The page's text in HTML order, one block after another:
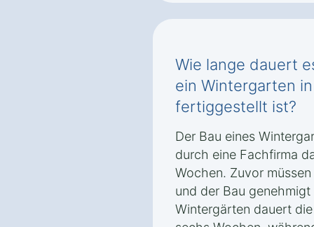
Wie lange dauert
ein Wintergarten
fertiggestellt ist?
Der Bau eines
durch eine Fachfirma
Wochen. Zuvor
und der Bau
Wintergärten dauert